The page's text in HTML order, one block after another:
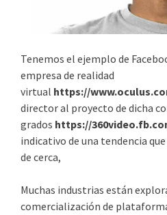
Tenemos el ejemplo de
empresa de realidad
virtual https://
director al proyecto de dicha
grados https://
indicativo de una tendencia
de cerca,
Muchas industrias están
comercialización de